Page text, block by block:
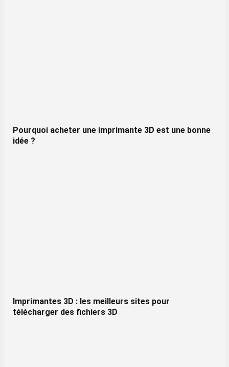
Pourquoi acheter une imprimante 3D est une bonne
idée ?
Imprimantes 3D : les meilleurs sites pour
télécharger des fichiers 3D